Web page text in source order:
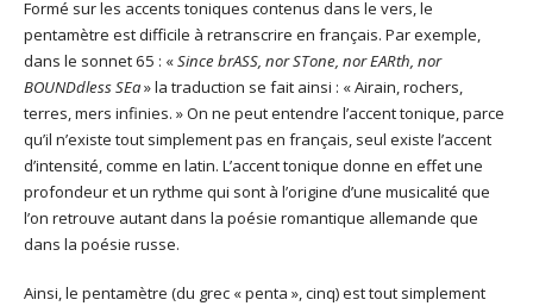
Formé sur les accents toniques contenus dans le vers, le
pentamètre est difficile à retranscrire en français. Par exemple,
dans le sonnet 65 : «Since brASS, nor STone, nor EARth, nor
BOUNDdless SEa» la traduction se fait ainsi : « Airain, rochers,
terres, mers infinies. » On ne peut entendre l’accent tonique, parce
qu’il n’existe tout simplement pas en français, seul existe l’accent
d’intensité, comme en latin. L’accent tonique donne en effet une
profondeur et un rythme qui sont à l’origine d’une musicalité que
l’on retrouve autant dans la poésie romantique allemande que
dans la poésie russe.
Ainsi, le pentamètre (du grec « penta », cinq) est tout simplement